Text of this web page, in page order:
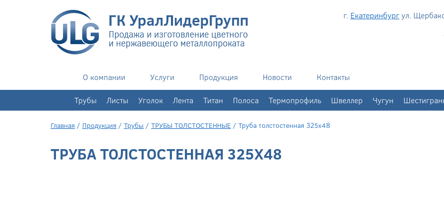
г. Екатеринбургул.
+7(343)351-76-02
О компании Услуги Продукция Новости Контакты
Трубы Листы Уголок Лента Титан Полоса Термопрофиль Швеллер Чугун
Главная / Продукция / Трубы / ТРУБЫ ТОЛСТОСТЕННЫЕ / Труба толстостенная 325х48
ТРУБА ТОЛСТОСТЕННАЯ 325Х48